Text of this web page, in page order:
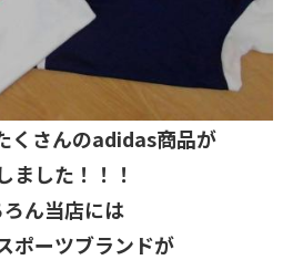
くさんのadidas商品が
ました！！！
ん当店には
ポーツブランドが